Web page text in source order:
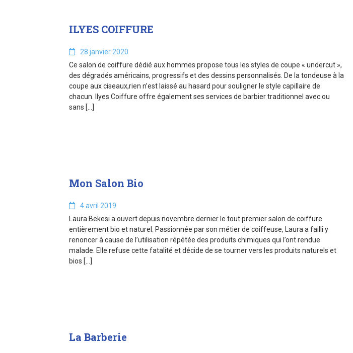
ILYES COIFFURE
28 janvier 2020
Ce salon de coiffure dédié aux hommes propose tous les styles de coupe « undercut »,
des dégradés américains, progressifs et des dessins personnalisés. De la tondeuse à la
coupe aux ciseaux,rien n’est laissé au hasard pour souligner le style capillaire de
chacun. Ilyes Coiffure offre également ses services de barbier traditionnel avec ou
sans […]
Mon Salon Bio
4 avril 2019
Laura Bekesi a ouvert depuis novembre dernier le tout premier salon de coiffure
entièrement bio et naturel. Passionnée par son métier de coiffeuse, Laura a failli y
renoncer à cause de l’utilisation répétée des produits chimiques qui l’ont rendue
malade. Elle refuse cette fatalité et décide de se tourner vers les produits naturels et
bios […]
La Barberie